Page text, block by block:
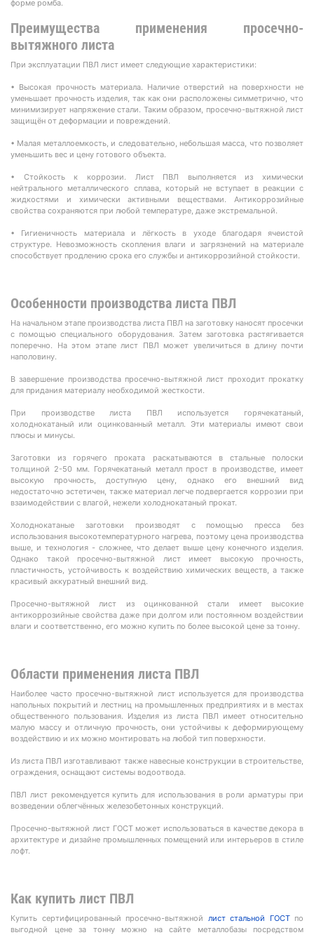
форме ромба.
Преимущества применения просечно-
вытяжного листа
При эксплуатации ПВЛ лист имеет следующие характеристики:
• Высокая прочность материала. Наличие отверстий на поверхности не
уменьшает прочность изделия, так как они расположены симметрично, что
минимизирует напряжение стали. Таким образом, просечно-вытяжной лист
защищён от деформации и повреждений.
• Малая металлоемкость, и следовательно, небольшая масса, что позволяет
уменьшить вес и цену готового объекта.
• Стойкость к коррозии. Лист ПВЛ выполняется из химически
нейтрального металлического сплава, который не вступает в реакции с
жидкостями и химически активными веществами. Антикоррозийные
свойства сохраняются при любой температуре, даже экстремальной.
• Гигиеничность материала и лёгкость в уходе благодаря ячеистой
структуре. Невозможность скопления влаги и загрязнений на материале
способствует продлению срока его службы и антикоррозийной стойкости.
Особенности производства листа ПВЛ
На начальном этапе производства листа ПВЛ на заготовку наносят просечки
с помощью специального оборудования. Затем заготовка растягивается
поперечно. На этом этапе лист ПВЛ может увеличиться в длину почти
наполовину.
В завершение производства просечно-вытяжной лист проходит прокатку
для придания материалу необходимой жесткости.
При производстве листа ПВЛ используется горячекатаный,
холоднокатаный или оцинкованный металл. Эти материалы имеют свои
плюсы и минусы.
Заготовки из горячего проката раскатываются в стальные полоски
толщиной 2-50 мм. Горячекатаный металл прост в производстве, имеет
высокую прочность, доступную цену, однако его внешний вид
недостаточно эстетичен, также материал легче подвергается коррозии при
взаимодействии с влагой, нежели холоднокатаный прокат.
Холоднокатаные заготовки производят с помощью пресса без
использования высокотемпературного нагрева, поэтому цена производства
выше, и технология - сложнее, что делает выше цену конечного изделия.
Однако такой просечно-вытяжной лист имеет высокую прочность,
пластичность, устойчивость к воздействию химических веществ, а также
красивый аккуратный внешний вид.
Просечно-вытяжной лист из оцинкованной стали имеет высокие
антикоррозийные свойства даже при долгом или постоянном воздействии
влаги и соответственно, его можно купить по более высокой цене за тонну.
Области применения листа ПВЛ
Наиболее часто просечно-вытяжной лист используется для производства
напольных покрытий и лестниц на промышленных предприятиях и в местах
общественного пользования. Изделия из листа ПВЛ имеет относительно
малую массу и отличную прочность, они устойчивы к деформирующему
воздействию и их можно монтировать на любой тип поверхности.
Из листа ПВЛ изготавливают также навесные конструкции в строительстве,
ограждения, оснащают системы водоотвода.
ПВЛ лист рекомендуется купить для использования в роли арматуры при
возведении облегчённых железобетонных конструкций.
Просечно-вытяжной лист ГОСТ может использоваться в качестве декора в
архитектуре и дизайне промышленных помещений или интерьеров в стиле
лофт.
Как купить лист ПВЛ
Купить сертифицированный просечно-вытяжной лист стальной ГОСТпо
выгодной цене за тонну можно на сайте металлобазы посредством